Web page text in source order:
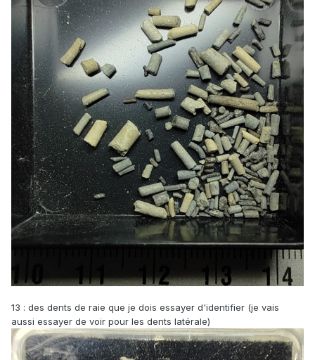
13 : des dents de raie que je dois essayer d'identifier (je vais
aussi essayer de voir pour les dents latérale)